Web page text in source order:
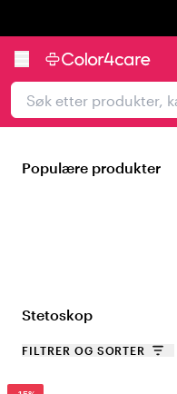
Populære produkter
Stetoskop
FILTRER OG SORTER